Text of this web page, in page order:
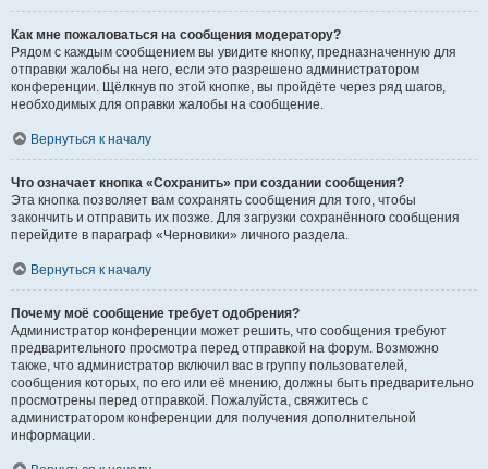
Как мне пожаловаться на сообщения модератору?
Рядом с каждым сообщением вы увидите кнопку, предназначенную для
отправки жалобы на него, если это разрешено администратором
конференции. Щёлкнув по этой кнопке, вы пройдёте через ряд шагов,
необходимых для оправки жалобы на сообщение.
Вернуться к началу
Что означает кнопка «Сохранить» при создании сообщения?
Эта кнопка позволяет вам сохранять сообщения для того, чтобы
закончить и отправить их позже. Для загрузки сохранённого сообщения
перейдите в параграф «Черновики» личного раздела.
Вернуться к началу
Почему моё сообщение требует одобрения?
Администратор конференции может решить, что сообщения требуют
предварительного просмотра перед отправкой на форум. Возможно
также, что администратор включил вас в группу пользователей,
сообщения которых, по его или её мнению, должны быть предварительно
просмотрены перед отправкой. Пожалуйста, свяжитесь с
администратором конференции для получения дополнительной
информации.